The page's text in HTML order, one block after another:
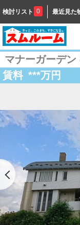
検討リスト 0 最近見た
マナーガーデ
賃料 ***万円